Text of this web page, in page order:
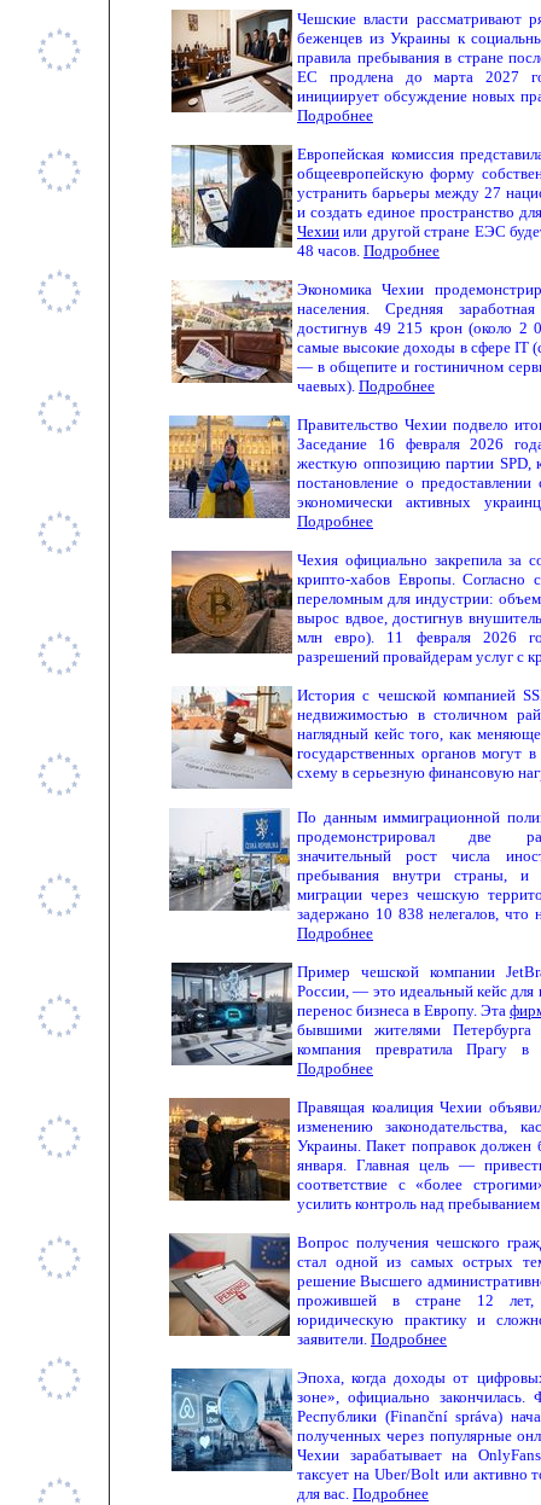
Чешские власти рассматривают
беженцев из Украины к
правила пребывания в стране
ЕС продлена до марта 2027
инициирует обсуждение новых
Подробнее
Европейская комиссия
общеевропейскую форму
устранить барьеры между 27
и создать единое пространство
Чехии или другой стране ЕЭС
48 часов. Подробнее
Экономика Чехии
населения. Средняя
достигнув 49 215 крон (около 2
самые высокие доходы в сфере IT
— в общепите и гостиничном
чаевых). Подробнее
Правительство Чехии подвело
Заседание 16 февраля 2026
жесткую оппозицию партии SPD,
постановление о
экономически активных
Подробнее
Чехия официально закрепила за
крипто-хабов Европы.
переломным для индустрии:
вырос вдвое, достигнув
млн евро). 11 февраля 2026
разрешений провайдерам услуг с
История с чешской компанией
недвижимостью в столичном
наглядный кейс того, как
государственных органов могут
схему в серьезную финансовую
По данным иммиграционной
продемонстрировал две
значительный рост числа
пребывания внутри страны, и
миграции через чешскую
задержано 10 838 нелегалов,
Подробнее
Пример чешской компании
России, — это идеальный кейс
перенос бизнеса в Европу. Эта
бывшими жителями
компания превратила Прагу
Подробнее
Правящая коалиция Чехии
изменению законодательства,
Украины. Пакет поправок должен
января. Главная цель —
соответствие с «более
усилить контроль над
Вопрос получения чешского
стал одной из самых острых
решение Высшего
прожившей в стране 12 лет,
юридическую практику и
заявители. Подробнее
Эпоха, когда доходы от
зоне», официально
Республики (Finanční správa)
полученных через популярные
Чехии зарабатывает на
таксует на Uber/Bolt или активно
для вас. Подробнее